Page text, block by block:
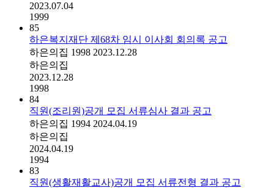
2023.07.04
1999
85
하은복지재단 제68차 임시 이사회 회의록 공고
하은의집 1998 2023.12.28
하은의집
2023.12.28
1998
84
직원(조리원)공개 모집 서류심사 결과 공고
하은의집 1994 2024.04.19
하은의집
2024.04.19
1994
83
직원(생활재활교사)공개 모집 서류전형 결과 공고